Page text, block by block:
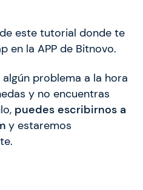
este tutorial donde te
en la APP de Bitnovo.
problema a la hora
y no encuentras
puedes escribirnos a
y estaremos